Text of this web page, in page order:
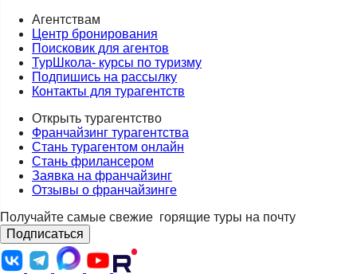
Агентствам
Центр бронирования
Поисковик для агентов
ТурШкола- курсы по туризму
Подпишись на рассылку
Контакты для турагентств
Открыть турагентство
Франчайзинг турагентства
Стань турагентом онлайн
Стань фрилансером
Заявка на франчайзинг
Отзывы о франчайзинге
Получайте самые свежие горящие туры на почту
Подписаться